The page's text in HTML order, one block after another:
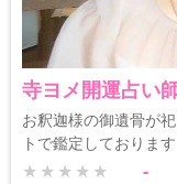
寺ヨメ開運占い
お釈迦様の御遺骨が
トで鑑定しております
-